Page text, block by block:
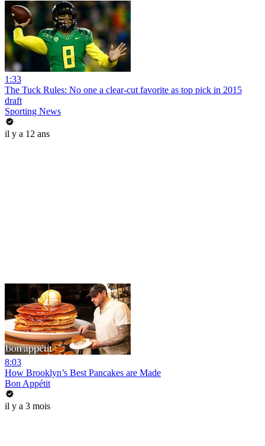
1:33
The Tuck Rules: No one a clear-cut favorite as top pick in 2015
draft
Sporting News
il y a 12 ans
8:03
How Brooklyn’s Best Pancakes are Made
Bon Appétit
il y a 3 mois